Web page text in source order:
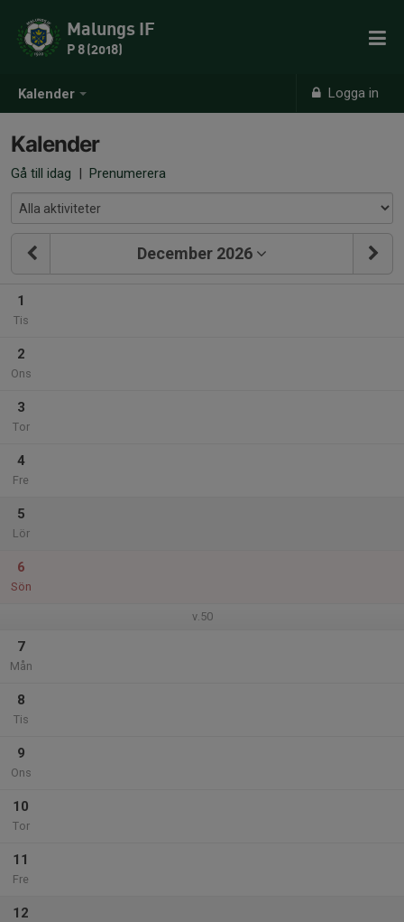
Kalender Logga in
Malungs IF
P 8 (2018)
Kalender
Gå till idag | Prenumerera
December 2026
1
Tis
2
Ons
3
Tor
4
Fre
5
Lör
6
Sön
v.50
7
Mån
8
Tis
9
Ons
10
Tor
11
Fre
12